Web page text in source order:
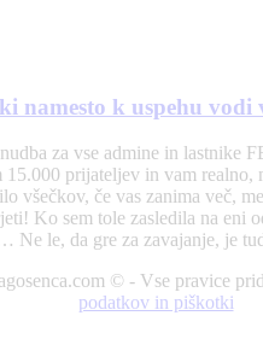
namesto k uspehu vodi
za vse admine in lastnike
15.000 prijateljev in vam realno,
všečkov, če vas zanima več,
Ko sem tole zasledila na eni
Ne le, da gre za zavajanje, je
© - Vse pravice
podatkov in piškotki